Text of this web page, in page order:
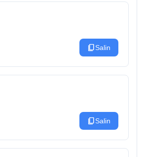
content_copySalin
content_copySalin